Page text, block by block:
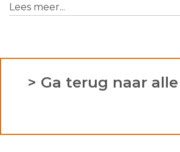
Lees meer...
> Ga terug naar